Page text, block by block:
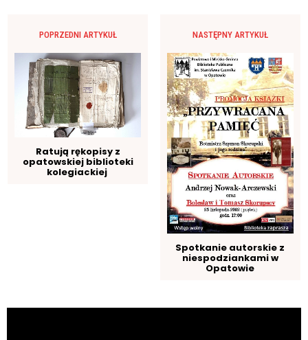
POPRZEDNI ARTYKUŁ
Ratują rękopisy z
opatowskiej biblioteki
kolegiackiej
NASTĘPNY ARTYKUŁ
Spotkanie autorskie z
niespodziankami w
Opatowie